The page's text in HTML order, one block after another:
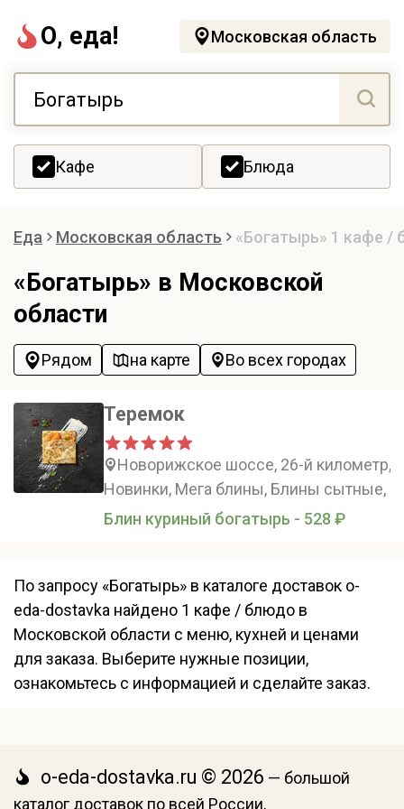
О, еда! Московская область
Кафе Блюда
Еда Московская область «Богатырь» 1 кафе /
«Богатырь» в Московской
области
Рядом на карте Во всех городах
Теремок
Новорижское шоссе, 26-й километр,
Новинки, Мега блины, Блины сытные,
Блин куриный богатырь - 528 ₽
По запросу «Богатырь» в каталоге доставок o-
eda-dostavka найдено 1 кафе / блюдо в
Московской области с меню, кухней и ценами
для заказа. Выберите нужные позиции,
ознакомьтесь с информацией и сделайте заказ.
o-eda-dostavka.ru © 2026 — большой
каталог доставок по всей России,